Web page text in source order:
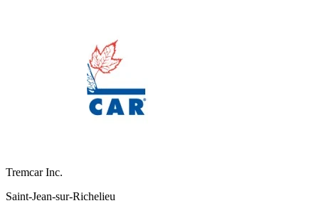
Tremcar Inc.
Saint-Jean-sur-Richelieu